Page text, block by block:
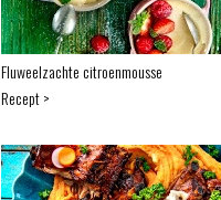
Fluweelzachte citroenmousse
Recept >